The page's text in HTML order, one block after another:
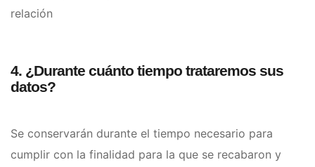
relación
4. ¿Durante cuánto tiempo trataremos sus
datos?
Se conservarán durante el tiempo necesario para
cumplir con la finalidad para la que se recabaron y